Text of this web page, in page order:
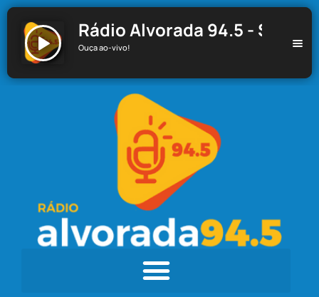
Rádio Alvorada 94.5 - Santa
Ouça ao-vivo!